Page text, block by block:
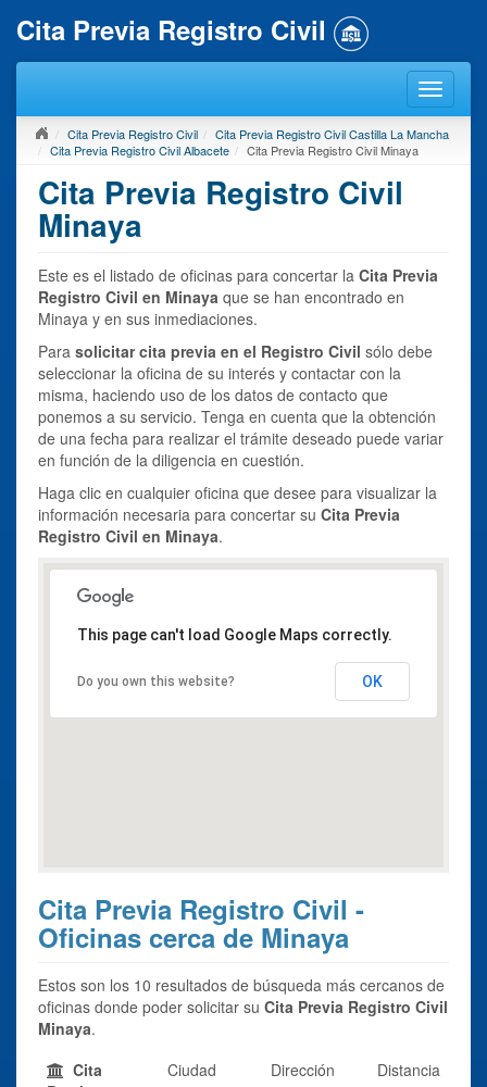
Cita Previa Registro Civil
Cita Previa Registro Civil
Cita Previa Registro Civil Castilla La Mancha
Cita Previa Registro Civil Albacete
Cita Previa Registro Civil Minaya
Cita Previa Registro Civil
Minaya
Este es el listado de oficinas para concertar la Cita Previa
Registro Civil en Minaya que se han encontrado en
Minaya y en sus inmediaciones.
Para solicitar cita previa en el Registro Civil sólo debe
seleccionar la oficina de su interés y contactar con la
misma, haciendo uso de los datos de contacto que
ponemos a su servicio. Tenga en cuenta que la obtención
de una fecha para realizar el trámite deseado puede variar
en función de la diligencia en cuestión.
Haga clic en cualquier oficina que desee para visualizar la
información necesaria para concertar su Cita Previa
Registro Civil en Minaya.
This page can't load Google Maps correctly.
Do you own this website? OK
Cita Previa Registro Civil -
Oficinas cerca de Minaya
Estos son los 10 resultados de búsqueda más cercanos de
oficinas donde poder solicitar su Cita Previa Registro Civil
Minaya.
Cita
Ciudad Dirección Distancia